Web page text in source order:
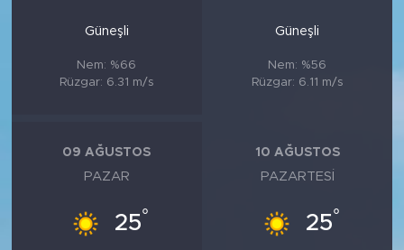
Güneşli
Nem: %66
Rüzgar: 6.31 m/s
Güneşli
Nem: %56
Rüzgar: 6.11 m/s
09 AĞUSTOS
PAZAR
25°
10 AĞUSTOS
PAZARTESI
25°